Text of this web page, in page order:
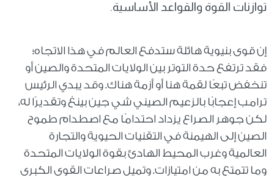
توازنات القوة والقواعد الأساسية.
إن قوى بنيوية هائلة ستدفع العالم في هذا الاتجاه؛
فقد ترتفع حدة التوتر بين الولايات المتحدة والصين أو
تنخفض تبعًا لقمة هنا أو أزمة هناك. وقد يبدي الرئيس
ترامب إعجابًا بالزعيم الصيني شي جين بينغ وتقديرًا له،
لكن جوهر الصراع يزداد احتدامًا مع اصطدام طموح
الصين إلى الهيمنة في التقنيات الحيوية والتجارة
العالمية وغرب المحيط الهادئ بقوة الولايات المتحدة
وما تتمتع به من امتيازات. وتميل صراعات القوى الكبرى